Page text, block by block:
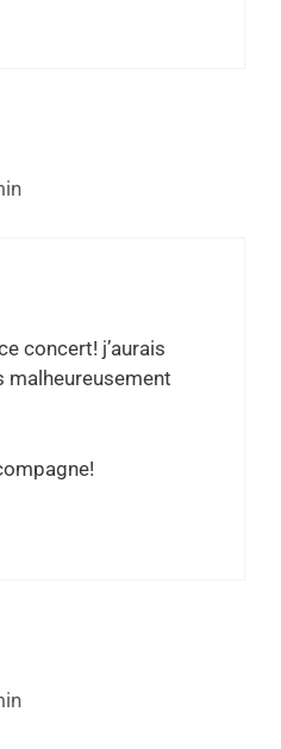
concert! j’aurais
malheureusement